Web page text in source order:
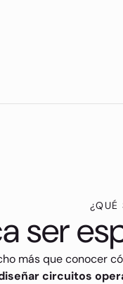
¿QUÉ
ser
más que conocer
circuitos